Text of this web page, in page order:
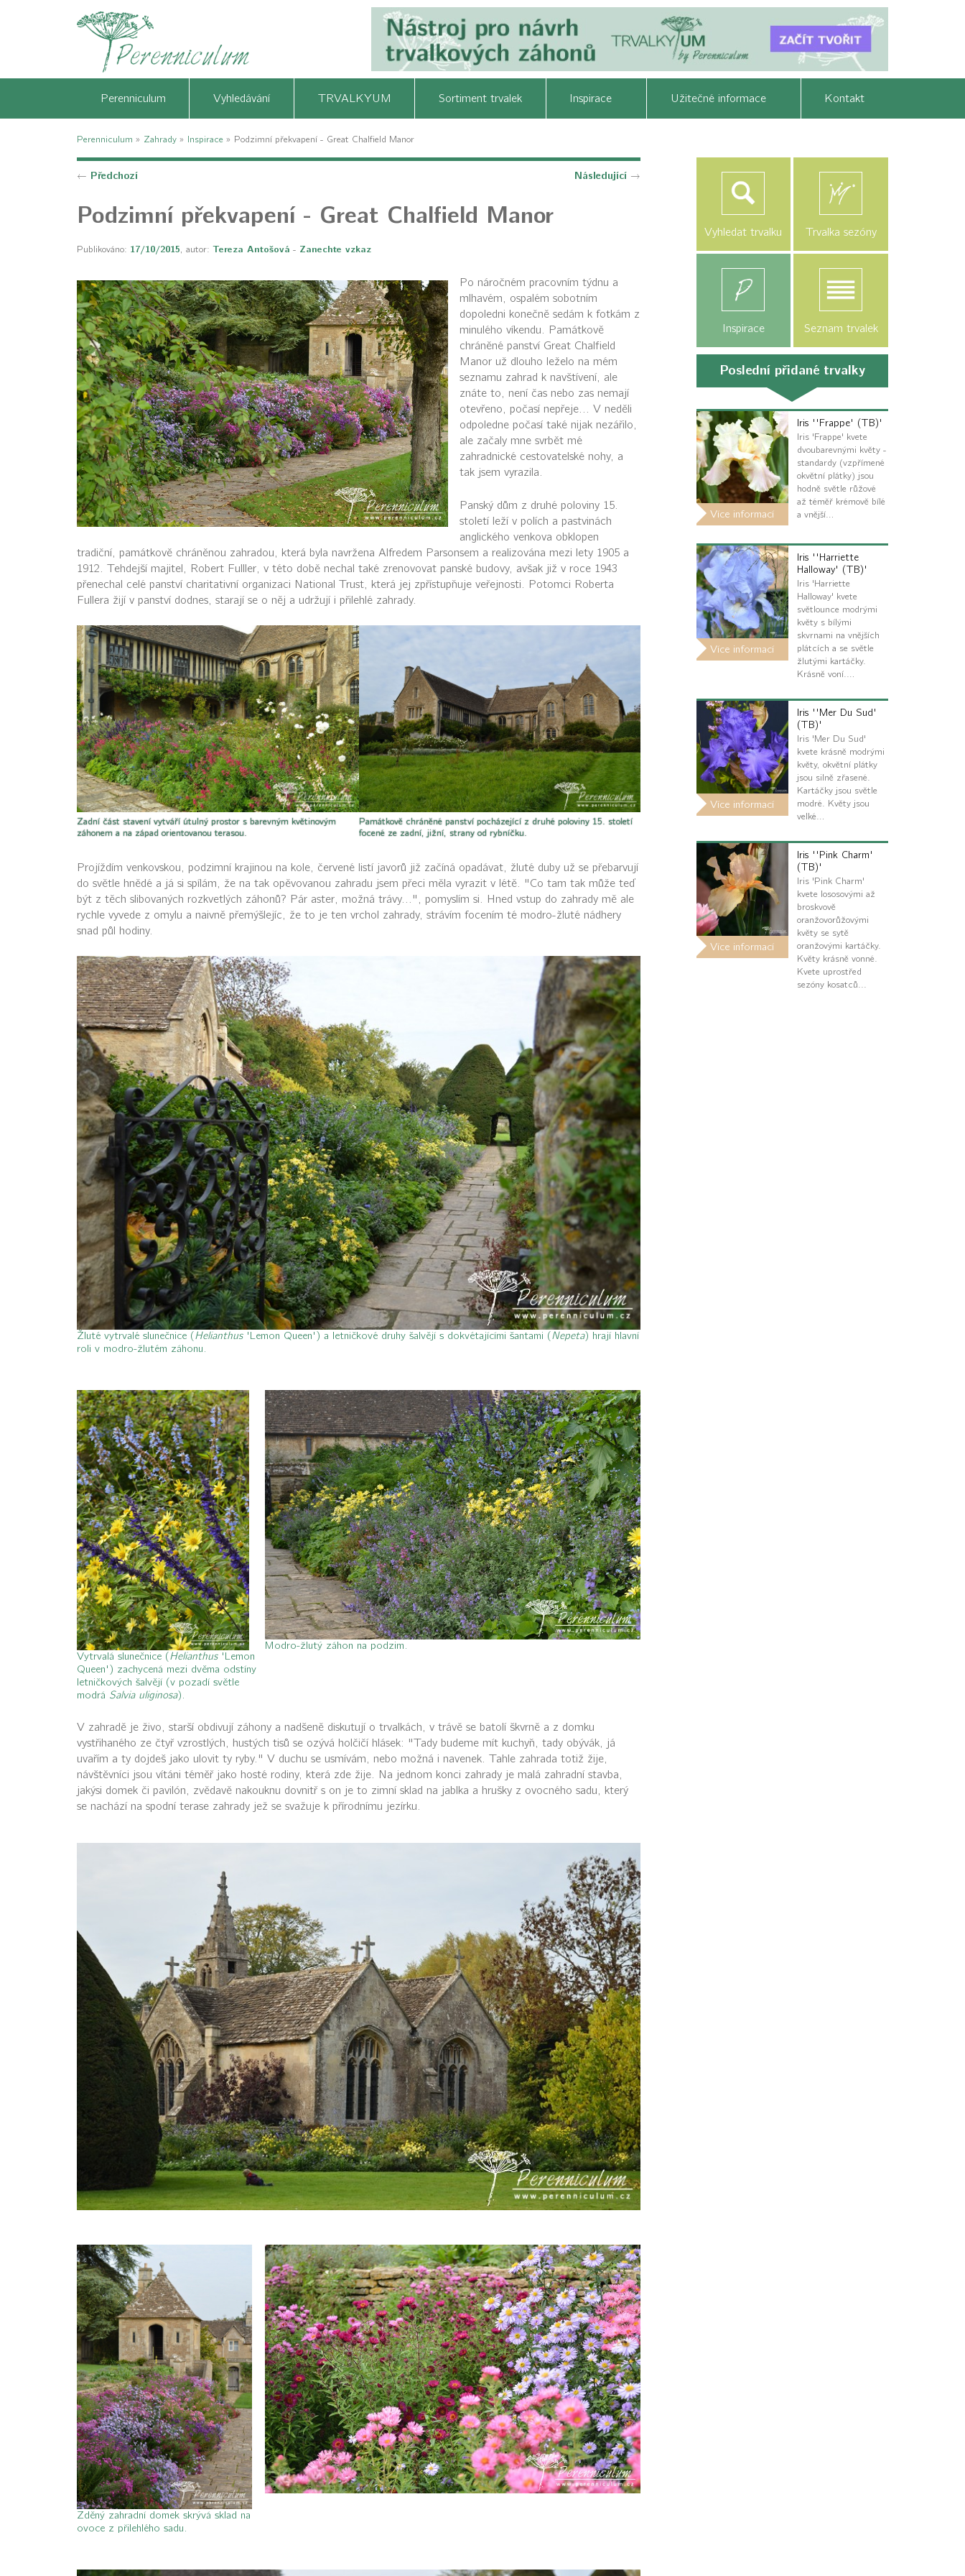
Perenniculum Vyhledávání TRVALKYUM Sortiment trvalek Inspirace Užitečné informace Kontakt
Perenniculum » Zahrady » Inspirace » Podzimní překvapení - Great Chalfield Manor
← Předchozí Následující →
Podzimní překvapení - Great Chalfield Manor
Publikováno: 17/10/2015, autor: Tereza Antošová - Zanechte vzkaz
Po náročném pracovním týdnu a
mlhavém, ospalém sobotním
dopoledni konečně sedám k fotkám z
minulého víkendu. Památkově
chráněné panství Great Chalfield
Manor už dlouho leželo na mém
seznamu zahrad k navštívení, ale
znáte to, není čas nebo zas nemají
otevřeno, počasí nepřeje... V neděli
odpoledne počasí také nijak nezářilo,
ale začaly mne svrbět mé
zahradnické cestovatelské nohy, a
tak jsem vyrazila.
Panský dům z druhé poloviny 15.
století leží v polích a pastvinách
anglického venkova obklopen
tradiční, památkově chráněnou zahradou, která byla navržena Alfredem Parsonsem a realizována mezi lety 1905 a
1912. Tehdejší majitel, Robert Fulller, v této době nechal také zrenovovat panské budovy, avšak již v roce 1943
přenechal celé panství charitativní organizaci National Trust, která jej zpřístupňuje veřejnosti. Potomci Roberta
Fullera žijí v panství dodnes, starají se o něj a udržují i přilehlé zahrady.
Zadní část stavení vytváří útulný prostor s barevným květinovým
záhonem a na západ orientovanou terasou.
Památkově chráněné panství pocházející z druhé poloviny 15. století
focené ze zadní, jižní, strany od rybníčku.
Projíždím venkovskou, podzimní krajinou na kole, červené listí javorů již začíná opadávat, žluté duby už se přebarvují
do světle hnědé a já si spílám, že na tak opěvovanou zahradu jsem přeci měla vyrazit v létě. "Co tam tak může teď
být z těch slibovaných rozkvetlých záhonů? Pár aster, možná trávy...", pomyslím si. Hned vstup do zahrady mě ale
rychle vyvede z omylu a naivně přemýšlejíc, že to je ten vrchol zahrady, strávím focením té modro-žluté nádhery
snad půl hodiny.
Žluté vytrvalé slunečnice (Helianthus 'Lemon Queen') a letničkové druhy šalvějí s dokvétajícími šantami (Nepeta) hrají hlavní
roli v modro-žlutém záhonu.
Vytrvalá slunečnice (Helianthus'Lemon
Queen') zachycená mezi dvěma odstíny
letničkových šalvějí (v pozadí světle
modrá Salvia uliginosa).
Modro-žlutý záhon na podzim.
V zahradě je živo, starší obdivují záhony a nadšeně diskutují o trvalkách, v trávě se batolí škvrně a z domku
vystřihaného ze čtyř vzrostlých, hustých tisů se ozývá holčičí hlásek: "Tady budeme mít kuchyň, tady obývák, já
uvařím a ty dojdeš jako ulovit ty ryby." V duchu se usmívám, nebo možná i navenek. Tahle zahrada totiž žije,
návštěvníci jsou vítáni téměř jako hosté rodiny, která zde žije. Na jednom konci zahrady je malá zahradní stavba,
jakýsi domek či pavilón, zvědavě nakouknu dovnitř s on je to zimní sklad na jablka a hrušky z ovocného sadu, který
se nachází na spodní terase zahrady jež se svažuje k přírodnímu jezírku.
Zděný zahradní domek skrývá sklad na
ovoce z přilehlého sadu.
Vyhledat trvalku Trvalka sezóny
Inspirace Seznam trvalek
Poslední přidané trvalky
Více informací
Iris ''Frappe' (TB)'
Iris 'Frappe' kvete
dvoubarevnými květy -
standardy (vzpřímené
okvětní plátky) jsou
hodně světle růžové
až téměř krémově bílé
a vnější…
Více informací
Iris ''Harriette
Halloway' (TB)'
Iris 'Harriette
Halloway' kvete
světlounce modrými
květy s bílými
skvrnami na vnějších
plátcích a se světle
žlutými kartáčky.
Krásně voní.…
Více informací
Iris ''Mer Du Sud'
(TB)'
Iris 'Mer Du Sud'
kvete krásně modrými
květy, okvětní plátky
jsou silně zřasené.
Kartáčky jsou světle
modré. Květy jsou
velké…
Více informací
Iris ''Pink Charm'
(TB)'
Iris 'Pink Charm'
kvete lososovými až
broskvově
oranžovorůžovými
květy se sytě
oranžovými kartáčky.
Květy krásně vonné.
Kvete uprostřed
sezóny kosatců...